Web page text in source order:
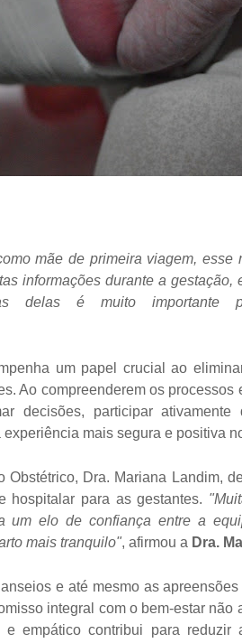
mãe de primeira viagem,
informações durante a
delas é muito importante
um papel crucial ao
Ao compreenderem os
decisões, participar
mais segura e positiva
Obstétrico, Dra. Mariana Landim,
hospitalar para as gestantes.
um elo de confiança entre a
mais tranquilo", afirmou a Dra.
e até mesmo as
integral com o bem-estar
e empático contribui para